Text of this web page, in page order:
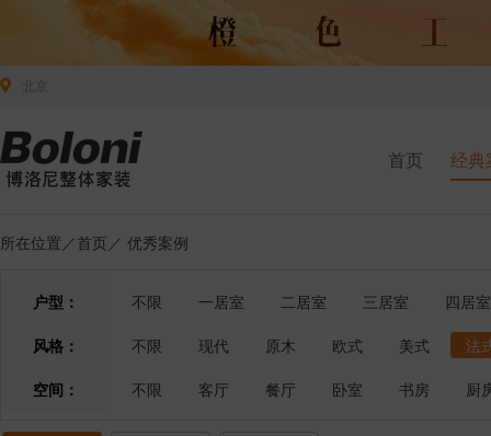
首页 经典
所在位置／首页 ／ 优秀案例
户型： 不限 一居室 二居室 三居室
四居室
风格：
不限 现代 原木 欧式 美式
法
空间：
不限 客厅 餐厅 卧室 书房 厨